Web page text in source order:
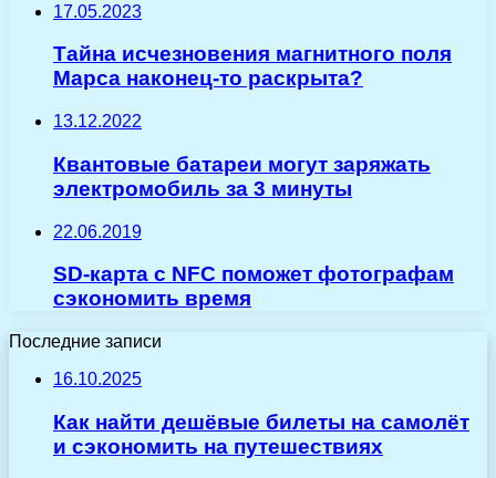
17.05.2023
Тайна исчезновения магнитного поля
Марса наконец-то раскрыта?
13.12.2022
Квантовые батареи могут заряжать
электромобиль за 3 минуты
22.06.2019
SD-карта с NFC поможет фотографам
сэкономить время
Последние записи
16.10.2025
Как найти дешёвые билеты на самолёт
и сэкономить на путешествиях